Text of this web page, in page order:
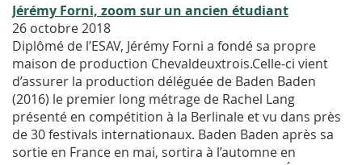
Jérémy Forni, zoom sur un ancien étudiant
26 octobre 2018
Diplômé de l’ESAV, Jérémy Forni a fondé sa propre
maison de production Chevaldeuxtrois.Celle-ci vient
d’assurer la production déléguée de Baden Baden
(2016) le premier long métrage de Rachel Lang
présenté en compétition à la Berlinale et vu dans près
de 30 festivals internationaux. Baden Baden après sa
sortie en France en mai, sortira à l’automne en